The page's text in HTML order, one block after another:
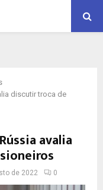
discutir troca de
avalia
de 2022 0